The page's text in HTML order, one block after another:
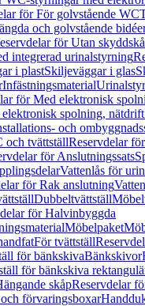
för För golvstående WC
och golvstående
för Utan
integrerad urinalstyrning
i plastSkiljeväggar i glas
Infästningsmaterial
för Med elektronisk
spolning, nätdrift
och
och tvättställReservdelar
för Anslutningssats
Vattenlås för
för Rak anslutning
Dubbeltvättställ
för Halvinbyggda
Möbelpaket
För tvättställ
för bänkskivaBänkskivor
för bänkskiva
skåpReservdelar
förvaringsboxar